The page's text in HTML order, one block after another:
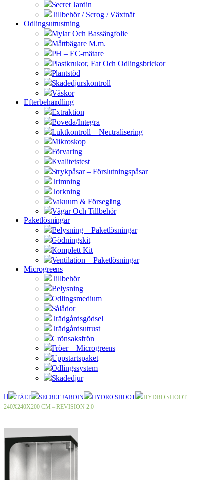
Secret Jardin
Tillbehör / Scrog / Växtnät
Odlingsutrustning
Mylar Och Bassängfolie
Måttbägare M.m.
PH – EC-mätare
Plastkrukor, Fat Och Odlingsbrickor
Plantstöd
Skadedjurskontroll
Väskor
Efterbehandling
Extraktion
Boveda/Integra
Luktkontroll – Neutralisering
Mikroskop
Förvaring
Kvalitetstest
Strykpåsar – Förslutningspåsar
Trimning
Torkning
Vakuum & Försegling
Vågar Och Tillbehör
Paketlösningar
Belysning – Paketlösningar
Gödningskit
Komplett Kit
Ventilation – Paketlösningar
Microgreens
Tillbehör
Belysning
Odlingsmedium
Sålådor
Trädgårdsgödsel
Trädgårdsutrust
Grönsaksfrön
Fröer – Microgreens
Uppstartspaket
Odlingssystem
Skadedjur
TÄLT SECRET JARDIN HYDRO SHOOT
HYDRO SHOOT –
240X240X200 CM – REVISION 2.0